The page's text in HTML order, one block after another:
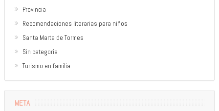
Provincia
Recomendaciones literarias para niños
Santa Marta de Tormes
Sin categoría
Turismo en familia
META